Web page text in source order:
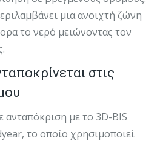
μια ανοιχτή ζώνη
το νερό μειώνοντας τον
στις
ανταπόκριση με το 3D-BIS
το οποίο χρησιμοποιεί